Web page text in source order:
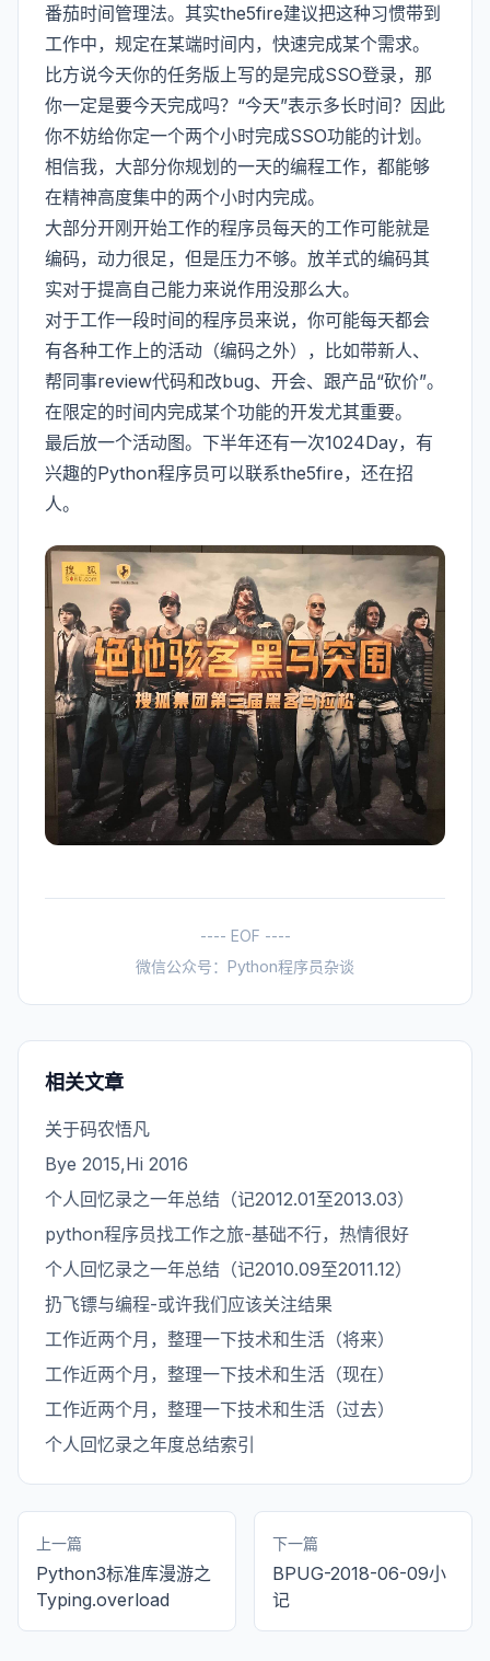
番茄时间管理法。其实the5fire建议把这种习惯带到
工作中，规定在某端时间内，快速完成某个需求。
比方说今天你的任务版上写的是完成SSO登录，那
你一定是要今天完成吗？“今天”表示多长时间？因此
你不妨给你定一个两个小时完成SSO功能的计划。
相信我，大部分你规划的一天的编程工作，都能够
在精神高度集中的两个小时内完成。
大部分开刚开始工作的程序员每天的工作可能就是
编码，动力很足，但是压力不够。放羊式的编码其
实对于提高自己能力来说作用没那么大。
对于工作一段时间的程序员来说，你可能每天都会
有各种工作上的活动（编码之外），比如带新人、
帮同事review代码和改bug、开会、跟产品“砍价”。
在限定的时间内完成某个功能的开发尤其重要。
最后放一个活动图。下半年还有一次1024Day，有
兴趣的Python程序员可以联系the5fire，还在招
人。
---- EOF ----
微信公众号：Python程序员杂谈
相关文章
关于码农悟凡
Bye 2015,Hi 2016
个人回忆录之一年总结（记2012.01至2013.03）
python程序员找工作之旅-基础不行，热情很好
个人回忆录之一年总结（记2010.09至2011.12）
扔飞镖与编程-或许我们应该关注结果
工作近两个月，整理一下技术和生活（将来）
工作近两个月，整理一下技术和生活（现在）
工作近两个月，整理一下技术和生活（过去）
个人回忆录之年度总结索引
上一篇
Python3标准库漫游之
Typing.overload
下一篇
BPUG-2018-06-09小
记